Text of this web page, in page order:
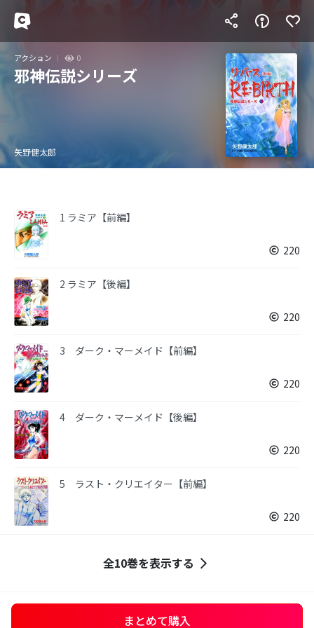
アクション 0
邪神伝説シリーズ
矢野健太郎
1 ラミア【前編】
220
2 ラミア【後編】
220
3 ダーク・マーメイド【前編】
220
4 ダーク・マーメイド【後編】
220
5 ラスト・クリエイター【前編】
220
全10巻を表示する
まとめて購入